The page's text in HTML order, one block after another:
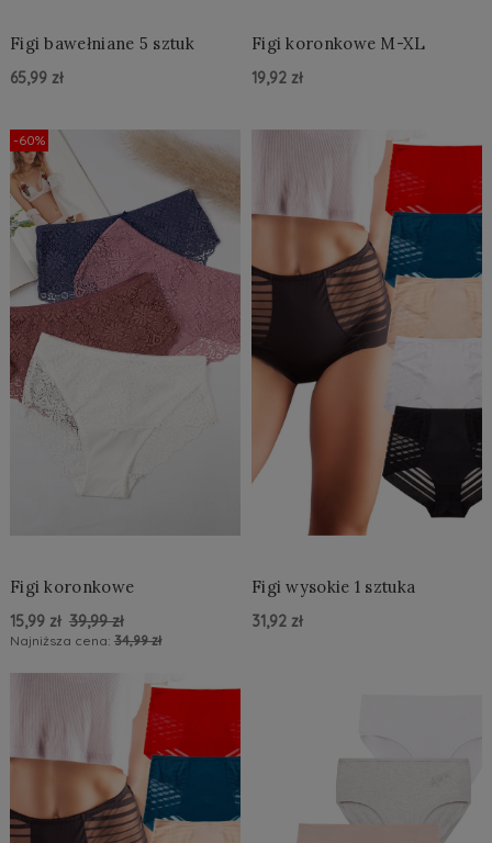
Figi bawełniane 5 sztuk
65,99 zł
Do Koszyka »
Figi koronkowe M-XL
19,92 zł
Do Koszyka »
Figi koronkowe
15,99 zł 39,99 zł
Najniższa cena: 34,99 zł
Do Koszyka »
-60%
Figi wysokie 1 sztuka
31,92 zł